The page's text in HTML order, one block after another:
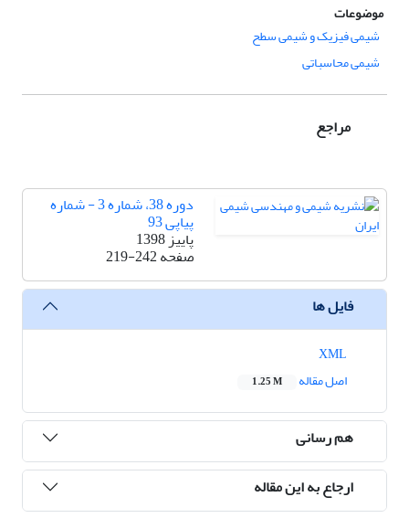
موضوعات
شیمی فیزیک و شیمی سطح
شیمی محاسباتی
مراجع
دوره 38، شماره 3 - شماره
پیاپی 93
پاییز 1398
صفحه219-242
فایل ها
اصل مقاله
1.25 M
هم رسانی
ارجاع به این مقاله